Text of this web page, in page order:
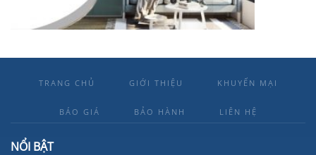
TRANG CHỦ GIỚI THIỆU KHUYẾN MẠI
BÁO GIÁ BẢO HÀNH LIÊN HỆ
NỔI BẬT